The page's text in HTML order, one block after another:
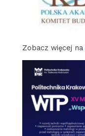
Zobacz więcej na